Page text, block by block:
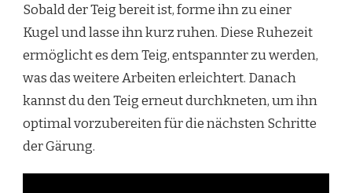
Sobald der Teig bereit ist, forme ihn zu einer
Kugel und lasse ihn kurz ruhen. Diese Ruhezeit
ermöglicht es dem Teig, entspannter zu werden,
was das weitere Arbeiten erleichtert. Danach
kannst du den Teig erneut durchkneten, um ihn
optimal vorzubereiten für die nächsten Schritte
der Gärung.